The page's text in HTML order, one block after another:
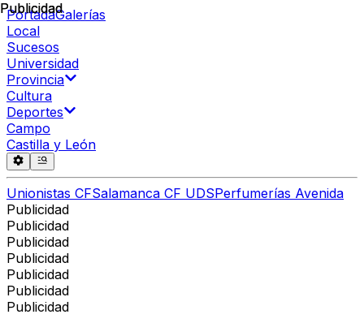
PortadaGalerías
Local
Sucesos
Universidad
Provincia
Cultura
Deportes
Campo
Castilla y León
Unionistas CFSalamanca CF UDSPerfumerías Avenida
Publicidad
Publicidad
Publicidad
Publicidad
Publicidad
Publicidad
Publicidad
Publicidad
Publicidad